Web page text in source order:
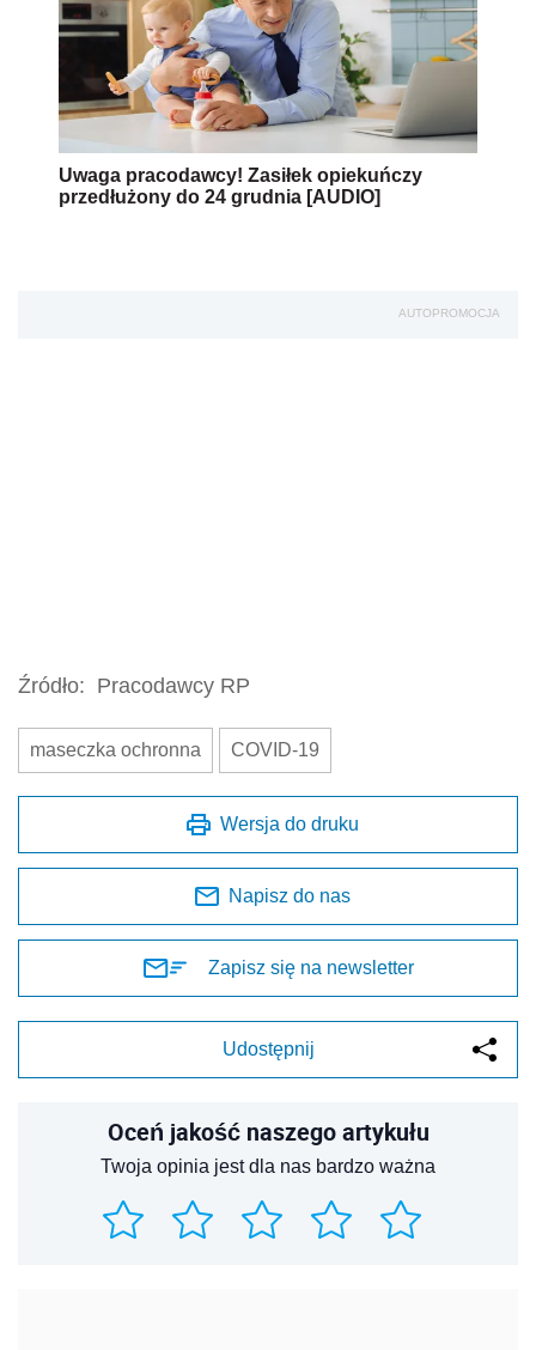
Uwaga pracodawcy! Zasiłek opiekuńczy
przedłużony do 24 grudnia [AUDIO]
AUTOPROMOCJA
Źródło: Pracodawcy RP
maseczka ochronna COVID-19
Wersja do druku
Napisz do nas
Zapisz się na newsletter
Udostępnij
Oceń jakość naszego artykułu
Twoja opinia jest dla nas bardzo ważna